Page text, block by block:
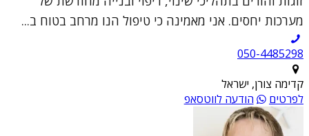
מערכות יחסים. אני מאמינה כי טיפול הנו מרחב בטוח ב...
050-4485298
קדימה צורן, ישראל
לפרטים
הודעה לווטסאפ